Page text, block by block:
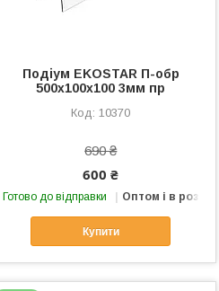
Подіум EKOSTAR П-обр
500х100х100 3мм пр
10370
690 ₴
600 ₴
Готово до відправки Оптом і в роздріб
Купити